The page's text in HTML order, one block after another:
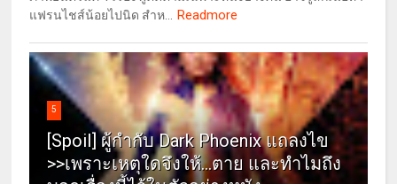
แฟรนไชส์น้อยไปนิด สำห...
Readmore
5
[Spoil] ผู้กำกับ Dark Phoenix แถลงไข
>>เพราะเหตุใดจึงให้...ตาย และทำไมถึง